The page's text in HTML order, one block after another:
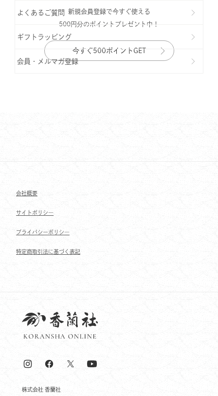
よくあるご質問
ギフトラッビング
会員・メルマガ登録
新規会員登録で今すぐ使える
500円分のポイントプレゼント中！
今すぐ500ポイントGET
会社概要
サイトポリシ―
ブライパシーポリシ―
特定商取引法に基づく表記
株式会社 香蘭社